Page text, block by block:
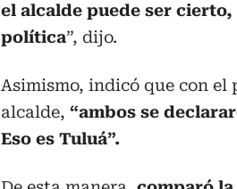
el alcalde puede ser
política”, dijo.
Asimismo, indicó que con el
alcalde, “ambos se
Eso es Tuluá”.